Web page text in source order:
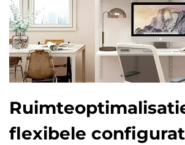
flexibele